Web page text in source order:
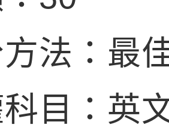
法：最
目：英